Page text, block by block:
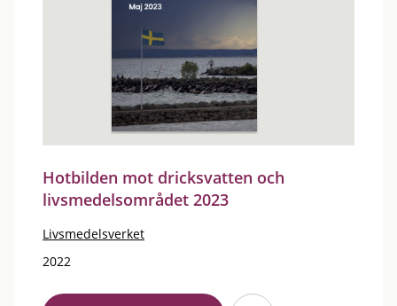
Hotbilden mot dricksvatten och
livsmedelsområdet 2023
Livsmedelsverket
2022